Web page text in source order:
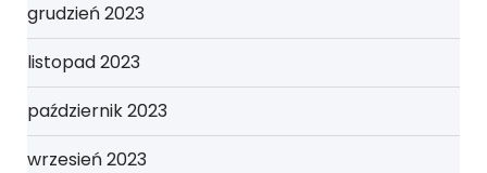
grudzień 2023
listopad 2023
październik 2023
wrzesień 2023